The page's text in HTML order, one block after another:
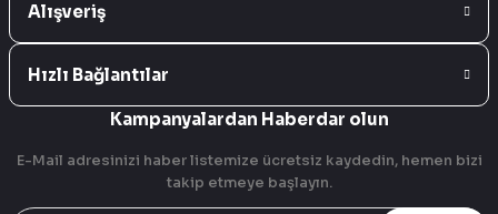
Alışveriş
Hızlı Bağlantılar
Kampanyalardan Haberdar olun
E-Mail adresinizi haber listemize ücretsiz kaydedin, hemen bizi
takip etmeye başlayın.